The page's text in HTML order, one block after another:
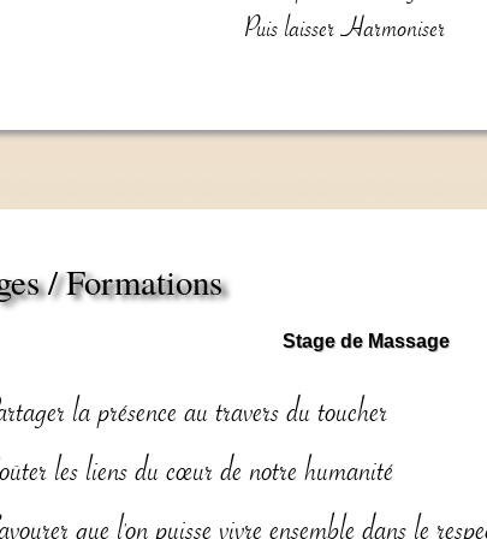
Puis laisser Harmoniser
/ Formations
Stage de Massage
la présence au travers du toucher
les liens du cœur de notre humanité
que l'on puisse vivre ensemble dans le